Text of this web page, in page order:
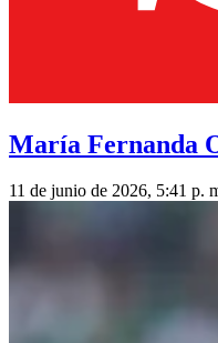
María Fernanda
11 de junio de 2026, 5:41 p.